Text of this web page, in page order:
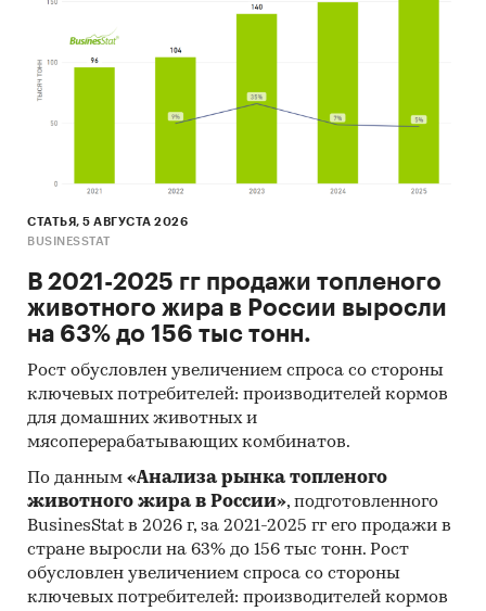
СТАТЬЯ, 5 АВГУСТА 2026
BUSINESSTAT
В 2021-2025 гг продажи топленого
животного жира в России выросли
на 63% до 156 тыс тонн.
Рост обусловлен увеличением спроса со стороны
ключевых потребителей: производителей кормов
для домашних животных и
мясоперерабатывающих комбинатов.
По данным «Анализа рынка топленого
животного жира в России», подготовленного
BusinesStat в 2026 г, за 2021-2025 гг его продажи в
стране выросли на 63% до 156 тыс тонн. Рост
обусловлен увеличением спроса со стороны
ключевых потребителей: производителей кормов